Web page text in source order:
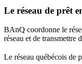
Le réseau de prêt
BAnQ coordonne le
réseau et de transmettre
Le réseau québécois de